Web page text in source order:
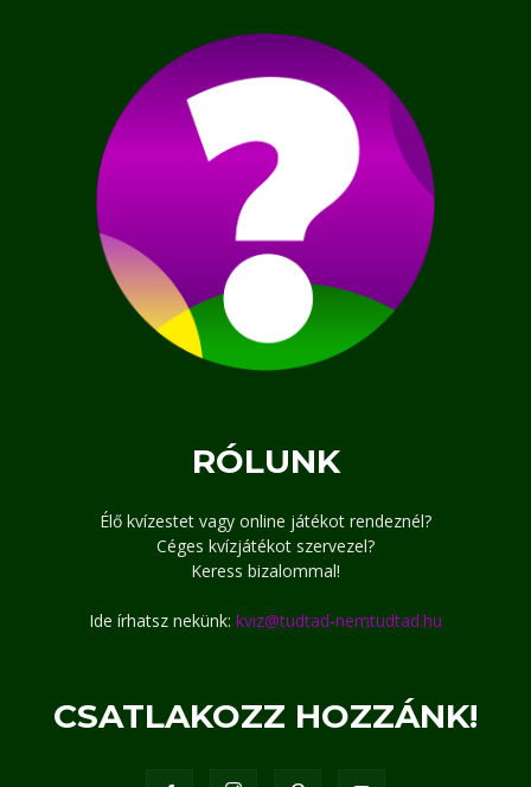
RÓLUNK
Élő kvízestet vagy online játékot rendeznél?
Céges kvízjátékot szervezel?
Keress bizalommal!
Ide írhatsz nekünk: kviz@tudtad-nemtudtad.hu
CSATLAKOZZ HOZZÁNK!